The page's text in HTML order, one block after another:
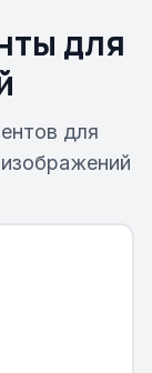
для
для